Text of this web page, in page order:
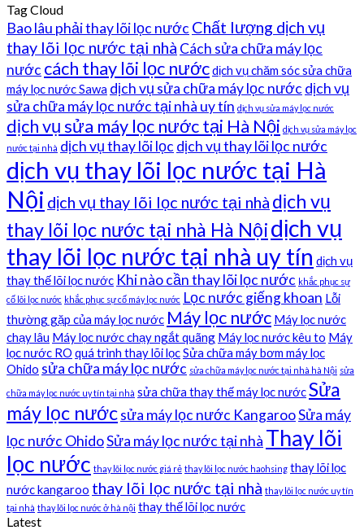
Tag Cloud
Bao lâu phải thay lõi lọc nước Chất lượng dịch vụ
thay lõi lọc nước tại nhà Cách sửa chữa máy lọc
nước cách thay lõi lọc nướcdịch vụ chăm sóc sửa chữa
máy lọc nước Sawa dịch vụ sửa chữa máy lọc nước dịch vụ
sửa chữa máy lọc nước tại nhà uy tín dịch vụ sửa máy lọc nước
dịch vụ sửa máy lọc nước tại Hà Nội dịch vụ sửa máy lọc
nước tại nhà dịch vụ thay lõi lọc dịch vụ thay lõi lọc nước
dịch vụ thay lõi lọc nước tại Hà
Nội dịch vụ thay lõi lọc nước tại nhà dịch vụ
thay lõi lọc nước tại nhà Hà Nộidịch vụ
thay lõi lọc nước tại nhà uy tín dịch vụ
thay thế lõi lọc nước Khi nào cần thay lõi lọc nước khắc phục sự
cố lõi lọc nước khắc phục sự cố máy lọc nước Lọc nước giếng khoan Lỗi
thường gặp của máy lọc nước Máy lọc nước Máy lọc nước
chạy lâu Máy lọc nước chạy ngắt quãng Máy lọc nước kêu to Máy
lọc nước RO quá trình thay lõi lọcSửa chữa máy bơm máy lọc
Ohido sửa chữa máy lọc nước sửa chữa máy lọc nước tại nhà hà Nội sửa
chữa máy lọc nước uy tín tại nhà sửa chữa thay thế máy lọc nướcSửa
máy lọc nướcsửa máy lọc nước KangarooSửa máy
lọc nước OhidoSửa máy lọc nước tại nhà Thay lõi
lọc nước thay lõi lọc nước giá rẻ thay lõi lọc nước haohsing thay lõi lọc
nước kangaroo thay lõi lọc nước tại nhà thay lõi lọc nước uy tín
tại nhà thay lõi lọc nước ở hà nội thay thế lõi lọc nước
Latest